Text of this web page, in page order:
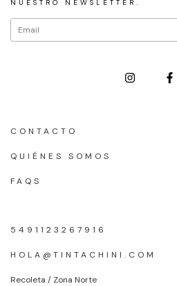
NUESTRO NEWSLETTER.
CONTACTO
QUIÉNES SOMOS
FAQS
5491123267916
HOLA@TINTACHINI.COM
Recoleta / Zona Norte